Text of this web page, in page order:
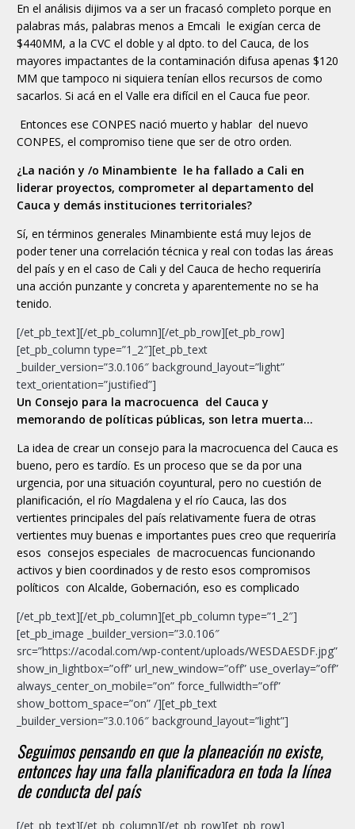
En el análisis dijimos va a ser un fracasó completo porque en
palabras más, palabras menos a Emcali le exigían cerca de
$440MM, a la CVC el doble y al dpto. to del Cauca, de los
mayores impactantes de la contaminación difusa apenas $120
MM que tampoco ni siquiera tenían ellos recursos de como
sacarlos. Si acá en el Valle era difícil en el Cauca fue peor.
Entonces ese CONPES nació muerto y hablar del nuevo
CONPES, el compromiso tiene que ser de otro orden.
¿La nación y /o Minambiente le ha fallado a Cali en
liderar proyectos, comprometer al departamento del
Cauca y demás instituciones territoriales?
Sí, en términos generales Minambiente está muy lejos de
poder tener una correlación técnica y real con todas las áreas
del país y en el caso de Cali y del Cauca de hecho requeriría
una acción punzante y concreta y aparentemente no se ha
tenido.
[/et_pb_text][/et_pb_column][/et_pb_row][et_pb_row]
[et_pb_column type=”1_2″][et_pb_text
_builder_version=”3.0.106″ background_layout=”light”
text_orientation=”justified”]
Un Consejo para la macrocuenca del Cauca y
memorando de políticas públicas, son letra muerta…
La idea de crear un consejo para la macrocuenca del Cauca es
bueno, pero es tardío. Es un proceso que se da por una
urgencia, por una situación coyuntural, pero no cuestión de
planificación, el río Magdalena y el río Cauca, las dos
vertientes principales del país relativamente fuera de otras
vertientes muy buenas e importantes pues creo que requeriría
esos consejos especiales de macrocuencas funcionando
activos y bien coordinados y de resto esos compromisos
políticos con Alcalde, Gobernación, eso es complicado
[/et_pb_text][/et_pb_column][et_pb_column type=”1_2″]
[et_pb_image _builder_version=”3.0.106″
src=”https://acodal.com/wp-content/uploads/WESDAESDF.jpg”
show_in_lightbox=”off” url_new_window=”off” use_overlay=”off”
always_center_on_mobile=”on” force_fullwidth=”off”
show_bottom_space=”on” /][et_pb_text
_builder_version=”3.0.106″ background_layout=”light”]
Seguimos pensando en que la planeación no existe,
entonces hay una falla planificadora en toda la línea
de conducta del país
[/et_pb_text][/et_pb_column][/et_pb_row][et_pb_row]